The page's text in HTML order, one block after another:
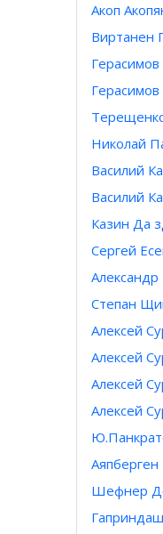
Акоп
Виртанен
Герасимов
Герасимов
Николай
Василий
Василий
Казин Да
Сергей
Степан
Алексей
Алексей
Алексей
Алексей
Шефнер